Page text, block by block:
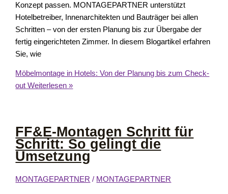
Konzept passen. MONTAGEPARTNER unterstützt
Hotelbetreiber, Innenarchitekten und Bauträger bei allen
Schritten – von der ersten Planung bis zur Übergabe der
fertig eingerichteten Zimmer. In diesem Blogartikel erfahren
Sie, wie
Möbelmontage in Hotels: Von der Planung bis zum Check-
out Weiterlesen »
FF&E-Montagen Schritt für
Schritt: So gelingt die
Umsetzung
MONTAGEPARTNER / MONTAGEPARTNER